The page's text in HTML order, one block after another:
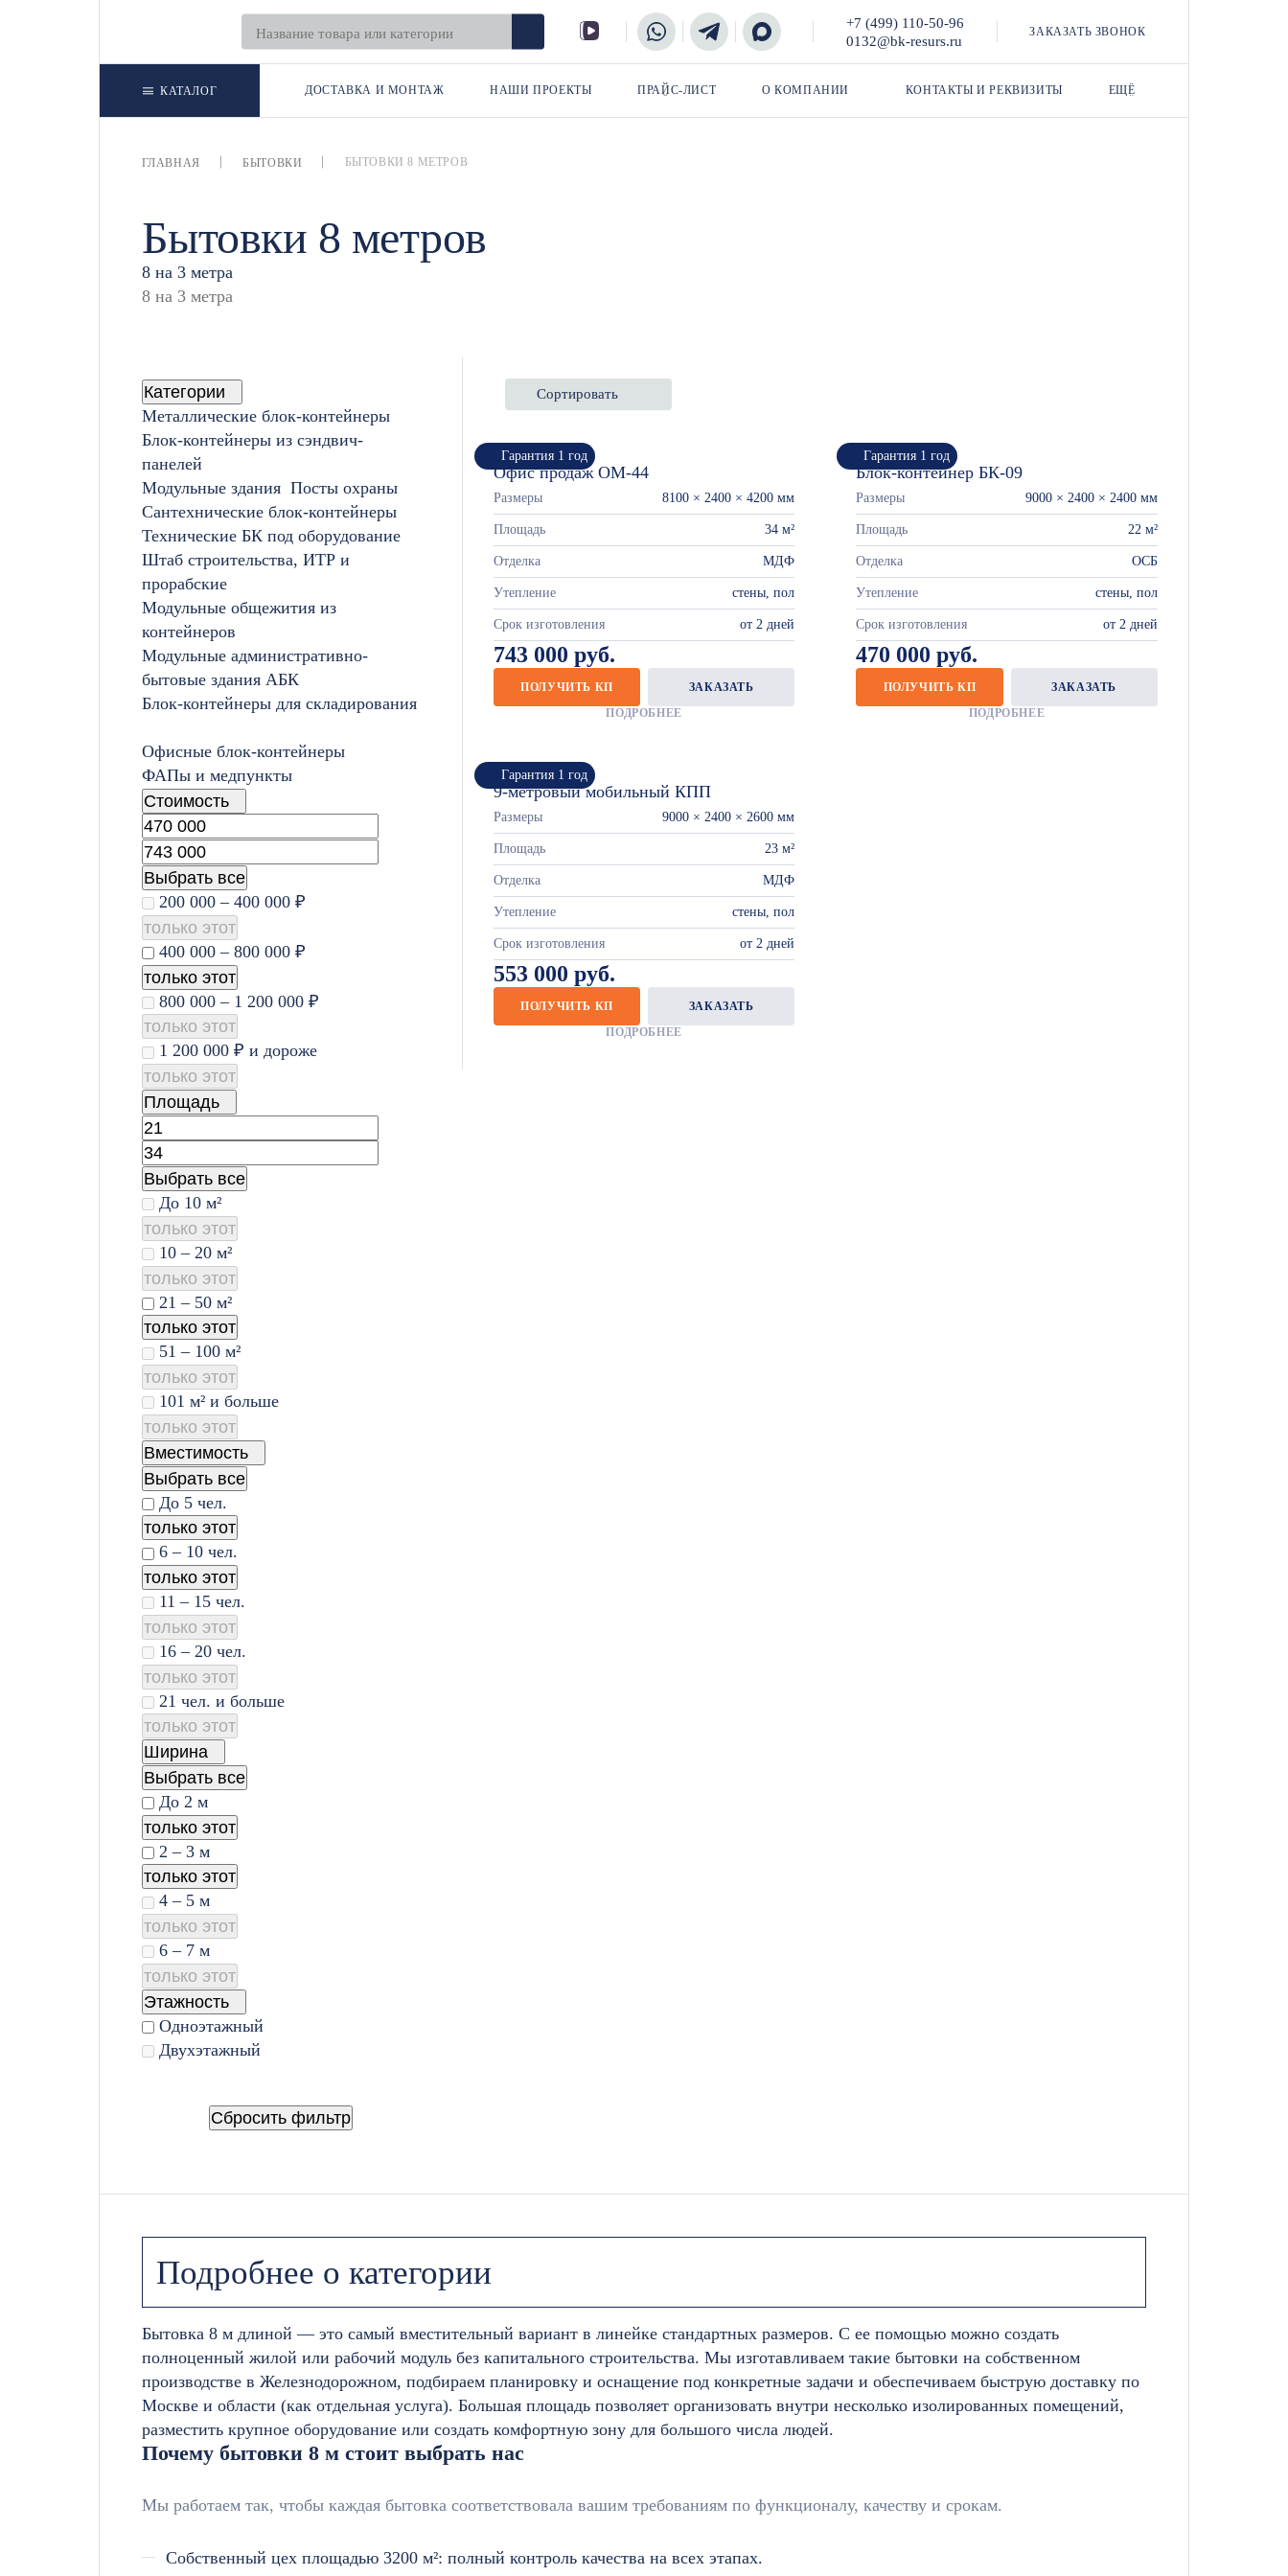
+7 (499) 110-50-96
0132@bk-resurs.ru
ЗАКАЗАТЬ ЗВОНОК
КАТАЛОГ ДОСТАВКА И МОНТАЖ НАШИ ПРОЕКТЫ ПРАЙС-ЛИСТ О КОМПАНИИ КОНТАКТЫ И РЕКВИЗИТЫ ЕЩЁ
ГЛАВНАЯ БЫТОВКИ БЫТОВКИ 8 МЕТРОВ
Бытовки 8 метров
8 на 3 метра
Категории
Металлические блок-контейнеры
Блок-контейнеры из сэндвич-
панелей
Модульные здания Посты охраны
Сантехнические блок-контейнеры
Технические БК под оборудование
Штаб строительства, ИТР и
прорабские
Модульные общежития из
контейнеров
Модульные административно-
бытовые здания АБК
Блок-контейнеры для складирования
Офисные блок-контейнеры
ФАПы и медпункты
Стоимость
Выбрать все
200 000 – 400 000 ₽
только этот
400 000 – 800 000 ₽
только этот
800 000 – 1 200 000 ₽
только этот
1 200 000 ₽ и дороже
только этот
Площадь
Выбрать все
До 10 м²
только этот
10 – 20 м²
только этот
21 – 50 м²
только этот
51 – 100 м²
только этот
101 м² и больше
только этот
Вместимость
Выбрать все
До 5 чел.
только этот
6 – 10 чел.
только этот
11 – 15 чел.
только этот
16 – 20 чел.
только этот
21 чел. и больше
только этот
Ширина
Выбрать все
До 2 м
только этот
2 – 3 м
только этот
4 – 5 м
только этот
6 – 7 м
только этот
Этажность
Одноэтажный
Двухэтажный
Сбросить фильтр
Сортировать
Гарантия 1 год
Офис продаж ОМ-44
Размеры 8100 × 2400 × 4200 мм
Площадь 34 м²
Отделка МДФ
Утепление стены, пол
Срок изготовления от 2 дней
743 000 руб.
ПОЛУЧИТЬ КП
ЗАКАЗАТЬ
ПОДРОБНЕЕ
Гарантия 1 год
Блок-контейнер БК-09
Размеры 9000 × 2400 × 2400 мм
Площадь 22 м²
Отделка ОСБ
Утепление стены, пол
Срок изготовления от 2 дней
470 000 руб.
ПОЛУЧИТЬ КП
ЗАКАЗАТЬ
ПОДРОБНЕЕ
Гарантия 1 год
9-метровый мобильный КПП
Размеры 9000 × 2400 × 2600 мм
Площадь 23 м²
Отделка МДФ
Утепление стены, пол
Срок изготовления от 2 дней
553 000 руб.
ПОЛУЧИТЬ КП
ЗАКАЗАТЬ
ПОДРОБНЕЕ
Подробнее о категории
Бытовка 8 м длиной — это самый вместительный вариант в линейке стандартных размеров. С ее помощью можно создать
полноценный жилой или рабочий модуль без капитального строительства. Мы изготавливаем такие бытовки на собственном
производстве в Железнодорожном, подбираем планировку и оснащение под конкретные задачи и обеспечиваем быструю доставку по
Москве и области (как отдельная услуга). Большая площадь позволяет организовать внутри несколько изолированных помещений,
разместить крупное оборудование или создать комфортную зону для большого числа людей.
Почему бытовки 8 м стоит выбрать нас
Мы работаем так, чтобы каждая бытовка соответствовала вашим требованиям по функционалу, качеству и срокам.
Собственный цех площадью 3200 м²: полный контроль качества на всех этапах.